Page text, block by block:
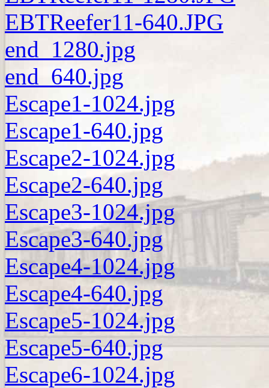
EBTReefer11-640.JPG
end_1280.jpg
end_640.jpg
Escape1-1024.jpg
Escape1-640.jpg
Escape2-1024.jpg
Escape2-640.jpg
Escape3-1024.jpg
Escape3-640.jpg
Escape4-1024.jpg
Escape4-640.jpg
Escape5-1024.jpg
Escape5-640.jpg
Escape6-1024.jpg